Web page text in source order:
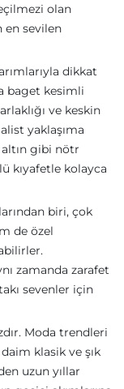
olan
en sevilen
dikkat
baget kesimli
ve keskin
yaklaşıma
altın gibi nötr
kıyafetle kolayca
biri, çok
de özel
zamanda zarafet
sevenler için
Moda trendleri
klasik ve şık
uzun yıllar